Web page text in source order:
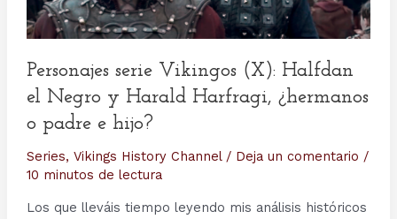
Personajes serie Vikingos (X): Halfdan
el Negro y Harald Harfragi, ¿hermanos
o padre e hijo?
Series, Vikings History Channel/ Deja un comentario /
10 minutos de lectura
Los que lleváis tiempo leyendo mis análisis históricos